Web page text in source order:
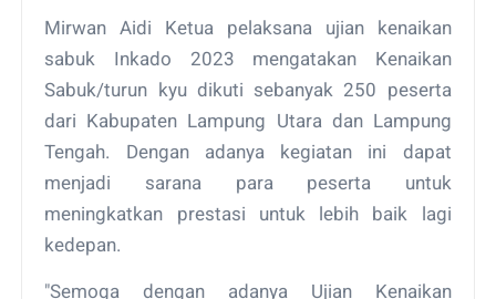
Mirwan Aidi Ketua pelaksana ujian kenaikan
sabuk Inkado 2023 mengatakan Kenaikan
Sabuk/turun kyu dikuti sebanyak 250 peserta
dari Kabupaten Lampung Utara dan Lampung
Tengah. Dengan adanya kegiatan ini dapat
menjadi sarana para peserta untuk
meningkatkan prestasi untuk lebih baik lagi
kedepan.
"Semoga dengan adanya Ujian Kenaikan